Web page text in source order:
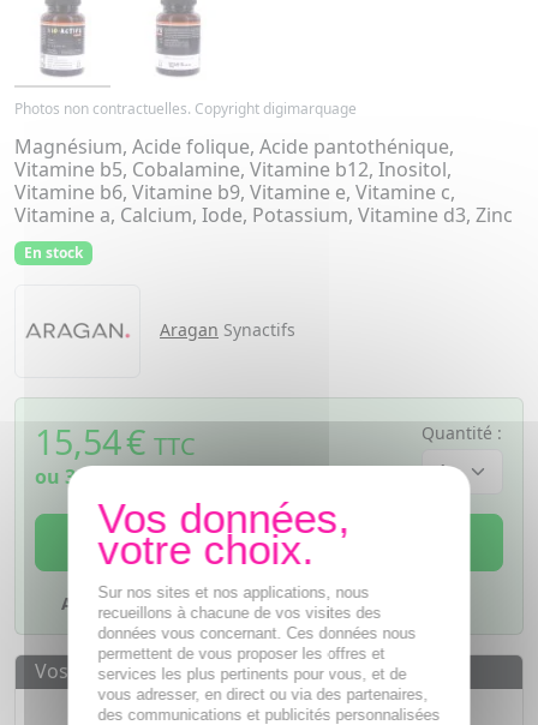
Photos non contractuelles. Copyright digimarquage
Magnésium, Acide folique, Acide pantothénique,
Vitamine b5, Cobalamine, Vitamine b12, Inositol,
Vitamine b6, Vitamine b9, Vitamine e, Vitamine c,
Vitamine a, Calcium, Iode, Potassium, Vitamine d3, Zinc
En stock
Aragan Synactifs
15,54€ TTC
ou 3,89€
Quantité :
AJOUTER AU PANIER
Ajouter à mes favoris
Vos avantages
Des prixIMBATTABLES
Sur nos sites et nos applications, nous
recueillons à chacune de vos visites des
données vous concernant. Ces données nous
permettent de vous proposer les offres et
services les plus pertinents pour vous, et de
vous adresser, en direct ou via des partenaires,
des communications et publicités personnalisées